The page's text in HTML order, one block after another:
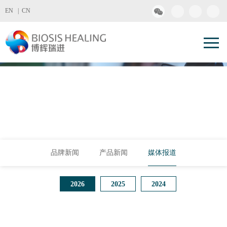
CN
EN |
品牌新闻 产品新闻 媒体报道
2026 2025 2024